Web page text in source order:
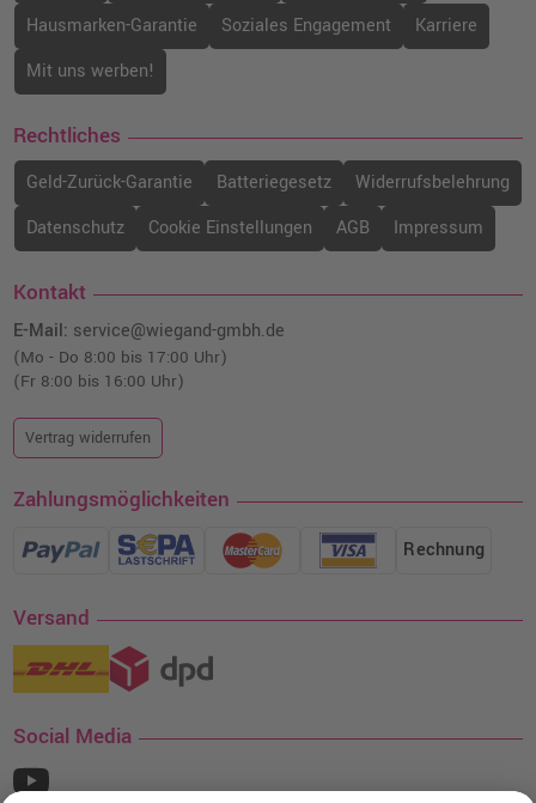
Hausmarken-Garantie
Soziales Engagement
Karriere
Mit uns werben!
Rechtliches
Geld-Zurück-Garantie Batteriegesetz
Widerrufsbelehrung
Datenschutz
Cookie Einstellungen AGB Impressum
Kontakt
E-Mail: service@wiegand-gmbh.de
(Mo - Do 8:00 bis 17:00 Uhr)
(Fr 8:00 bis 16:00 Uhr)
Vertrag widerrufen
Zahlungsmöglichkeiten
Rechnung
Versand
Social Media